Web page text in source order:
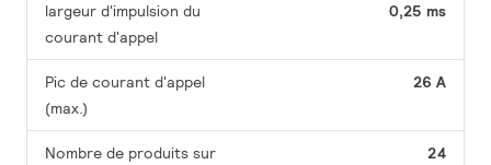
largeur d'impulsion du
courant d'appel
0,25 ms
Pic de courant d'appel
(max.)
26 A
Nombre de produits sur
24